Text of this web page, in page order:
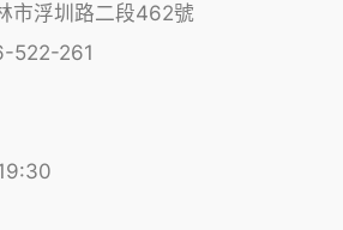
市浮圳路二段462號
522-261